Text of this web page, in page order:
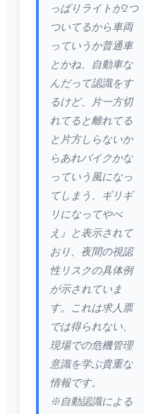
っぱりライトが2つ
ついてるから車両
っていうか普通車
とかね、自動車な
んだって認識をす
るけど、片一方切
れてると離れてる
と片方しらないか
らあれバイクかな
っていう風になっ
てしまう、ギリギ
リになってやべ
え』と表示されて
おり、夜間の視認
性リスクの具体例
が示されていま
す。これは求人票
では得られない、
現場での危機管理
意識を学ぶ貴重な
情報です。
※自動認識による